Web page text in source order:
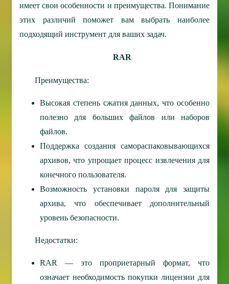
имеет свои особенности и преимущества. Понимание
этих различий поможет вам выбрать наиболее
подходящий инструмент для ваших задач.
RAR
Преимущества:
Высокая степень сжатия данных, что особенно
полезно для больших файлов или наборов
файлов.
Поддержка создания самораспаковывающихся
архивов, что упрощает процесс извлечения для
конечного пользователя.
Возможность установки пароля для защиты
архива, что обеспечивает дополнительный
уровень безопасности.
Недостатки:
RAR — это проприетарный формат, что
означает необходимость покупки лицензии для